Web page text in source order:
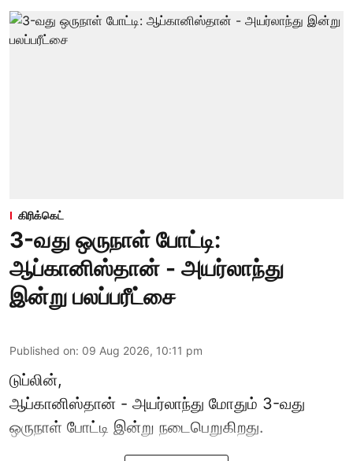
கிரிக்கெட்
3-வது ஒருநாள் போட்டி:
ஆப்கானிஸ்தான் - அயர்லாந்து
இன்று பலப்பரீட்சை
Published on: 09 Aug 2026, 10:11 pm
டுப்லின்,
ஆப்கானிஸ்தான் - அயர்லாந்து மோதும் 3-வது
ஒருநாள் போட்டி இன்று நடைபெறுகிறது.